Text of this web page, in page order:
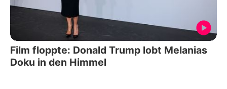
Film floppte: Donald Trump lobt Melanias
Doku in den Himmel